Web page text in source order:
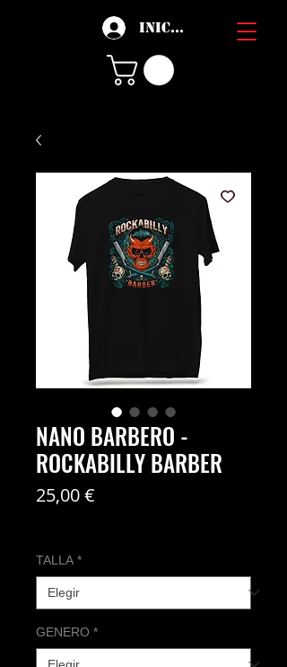
Iniciar sesión
NANO BARBERO -
ROCKABILLY BARBER
25,00 €
TALLA *
GENERO *